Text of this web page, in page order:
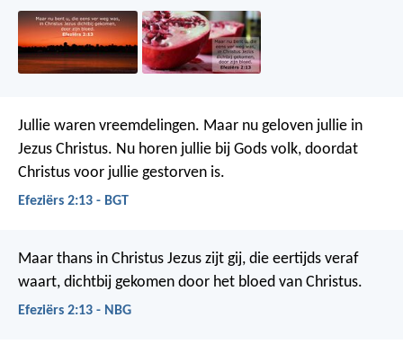
Jullie waren vreemdelingen. Maar nu geloven jullie in
Jezus Christus. Nu horen jullie bij Gods volk, doordat
Christus voor jullie gestorven is.
Efeziërs 2:13 - BGT
Maar thans in Christus Jezus zijt gij, die eertijds veraf
waart, dichtbij gekomen door het bloed van Christus.
Efeziërs 2:13 - NBG